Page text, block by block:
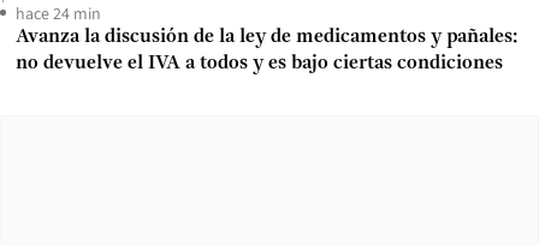
hace 24 min
Avanza la discusión de la ley de medicamentos y pañales:
no devuelve el IVA a todos y es bajo ciertas condiciones